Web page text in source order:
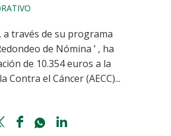
través de su programa
de Nómina ’ , ha
de 10.354 euros a la
Contra el Cáncer (AECC)...
TwitterFacebookWhatsapp